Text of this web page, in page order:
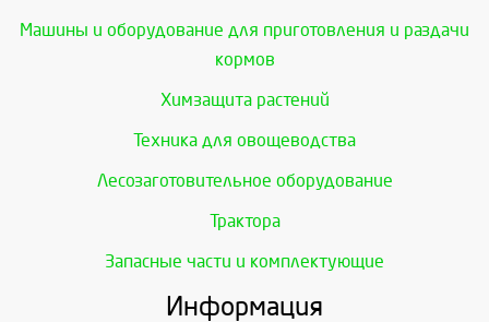
Машины и оборудование для приготовления и раздачи
кормов
Химзащита растений
Техника для овощеводства
Лесозаготовительное оборудование
Трактора
Запасные части и комплектующие
Информация